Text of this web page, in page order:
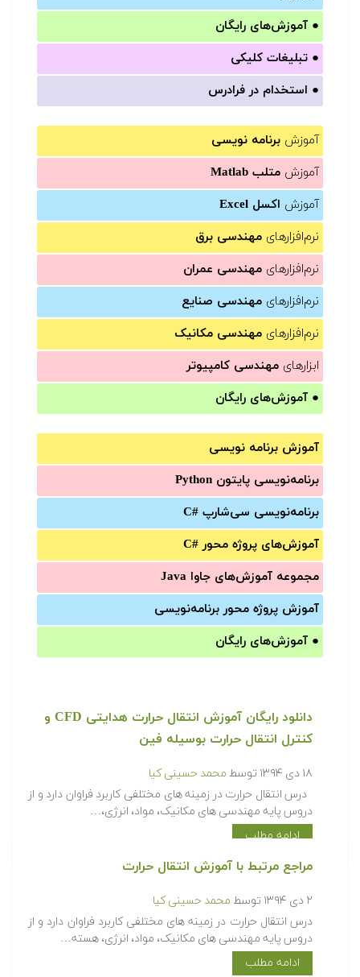
● آموزش‌های رایگان
● تبلیغات کلیکی
● استخدام در فرادرس
آموزش برنامه نویسی
آموزش متلب Matlab
آموزش اکسل Excel
نرم‌افزارهای مهندسی برق
نرم‌افزارهای مهندسی عمران
نرم‌افزارهای مهندسی صنایع
نرم‌افزارهای مهندسی مکانیک
ابزارهای مهندسی کامپیوتر
● آموزش‌های رایگان
آموزش برنامه نویسی
برنامه‌نویسی پایتون Python
برنامه‌‌نویسی سی‌شارپ C#‎
آموزش‌های پروژه محور #C
مجموعه آموزش‌های جاوا Java
آموزش‌ پروژه محور برنامه‌نویسی
● آموزش‌های رایگان
دانلود رایگان آموزش انتقال حرارت هدایتی CFD و
کنترل انتقال حرارت بوسیله فین
۱۸ دی ۱۳۹۴ توسط محمد حسینی کیا
درس انتقال حرارت در زمینه های مختلفی کاربرد فراوان دارد و از
دروس پایه مهندسی های مکانیک، مواد، انرژی،…
ادامه مطلب
مراجع مرتبط با آموزش انتقال حرارت
۲ دی ۱۳۹۴ توسط محمد حسینی کیا
درس انتقال حرارت در زمینه های مختلفی کاربرد فراوان دارد و از
دروس پایه مهندسی های مکانیک، مواد، انرژی، هسته…
ادامه مطلب